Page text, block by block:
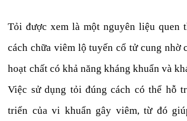
Tỏi được xem là một nguyên liệu quen
cách chữa viêm lộ tuyến cổ tử cung nhờ
hoạt chất có khả năng kháng khuẩn và
Việc sử dụng tỏi đúng cách có thể hỗ
triển của vi khuẩn gây viêm, từ đó